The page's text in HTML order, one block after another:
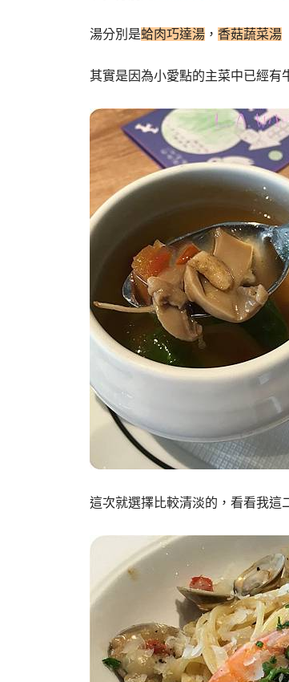
湯分別是蛤肉巧達湯 ， 香菇蔬菜湯
其實是因為小愛點的主菜中已經有
這次就選擇比較清淡的，看看我這